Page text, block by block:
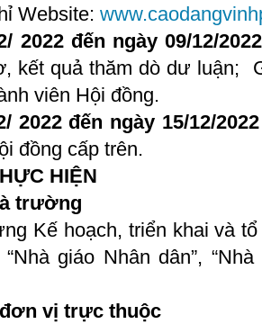
Website:
2022 đến ngày 09/12/2022
kết quả thăm dò dư luận;
viên Hội đồng.
2022 đến ngày 15/12/2022
đồng cấp trên.
HIỆN
trường
Kế hoạch, triển khai và
giáo Nhân dân”,
vị trực thuộc